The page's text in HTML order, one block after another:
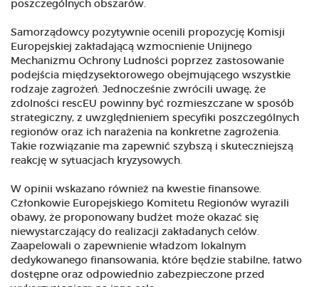
poszczególnych obszarów.
Samorządowcy pozytywnie ocenili propozycję Komisji
Europejskiej zakładającą wzmocnienie Unijnego
Mechanizmu Ochrony Ludności poprzez zastosowanie
podejścia międzysektorowego obejmującego wszystkie
rodzaje zagrożeń. Jednocześnie zwrócili uwagę, że
zdolności rescEU powinny być rozmieszczane w sposób
strategiczny, z uwzględnieniem specyfiki poszczególnych
regionów oraz ich narażenia na konkretne zagrożenia.
Takie rozwiązanie ma zapewnić szybszą i skuteczniejszą
reakcję w sytuacjach kryzysowych.
W opinii wskazano również na kwestie finansowe.
Członkowie Europejskiego Komitetu Regionów wyrazili
obawy, że proponowany budżet może okazać się
niewystarczający do realizacji zakładanych celów.
Zaapelowali o zapewnienie władzom lokalnym
dedykowanego finansowania, które będzie stabilne, łatwo
dostępne oraz odpowiednio zabezpieczone przed